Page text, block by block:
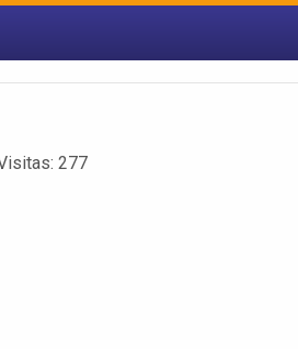
277